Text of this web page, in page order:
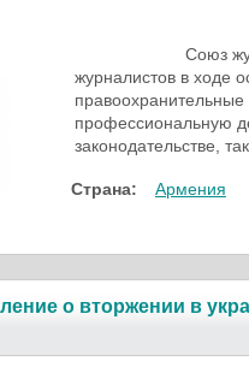
Союз
журналистов в ходе
правоохранительные
профессиональную
законодательстве,
Страна: Армения
о вторжении в